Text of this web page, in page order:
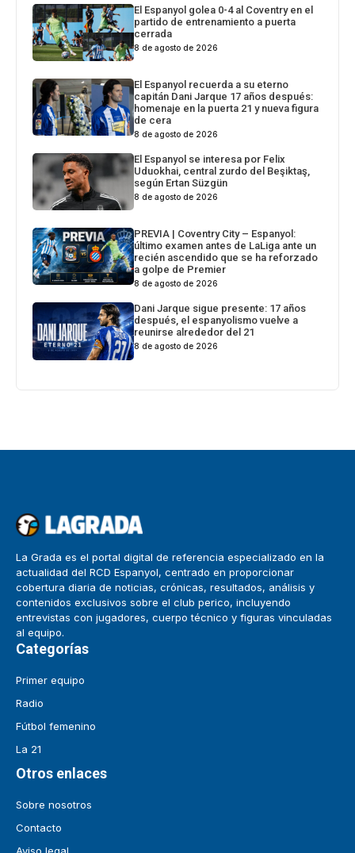
El Espanyol golea 0-4 al Coventry en el
partido de entrenamiento a puerta
cerrada
8 de agosto de 2026
El Espanyol recuerda a su eterno
capitán Dani Jarque 17 años después:
homenaje en la puerta 21 y nueva figura
de cera
8 de agosto de 2026
El Espanyol se interesa por Felix
Uduokhai, central zurdo del Beşiktaş,
según Ertan Süzgün
8 de agosto de 2026
PREVIA | Coventry City – Espanyol:
último examen antes de LaLiga ante un
recién ascendido que se ha reforzado
a golpe de Premier
8 de agosto de 2026
Dani Jarque sigue presente: 17 años
después, el espanyolismo vuelve a
reunirse alrededor del 21
8 de agosto de 2026
La Grada es el portal digital de referencia especializado en la
actualidad del RCD Espanyol, centrado en proporcionar
cobertura diaria de noticias, crónicas, resultados, análisis y
contenidos exclusivos sobre el club perico, incluyendo
entrevistas con jugadores, cuerpo técnico y figuras vinculadas
al equipo.
Categorías
Primer equipo
Radio
Fútbol femenino
La 21
Otros enlaces
Sobre nosotros
Contacto